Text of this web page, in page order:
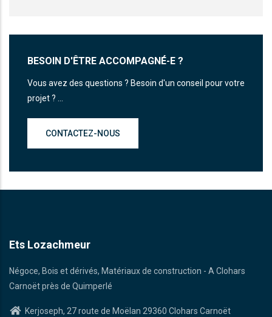
BESOIN D'ÊTRE ACCOMPAGNÉ-E ?
Vous avez des questions ? Besoin d'un conseil pour votre
projet ? ...
CONTACTEZ-NOUS
Ets Lozachmeur
Négoce, Bois et dérivés, Matériaux de construction - A Clohars
Carnoët près de Quimperlé
Kerjoseph, 27 route de Moëlan 29360 Clohars Carnoët